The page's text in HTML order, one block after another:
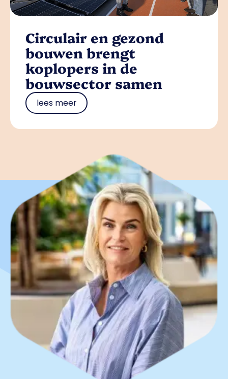
Circulair en gezond
bouwen brengt
koplopers in de
bouwsector samen
lees meer